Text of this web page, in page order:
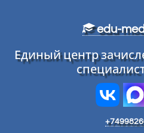
edu-
Единый центр